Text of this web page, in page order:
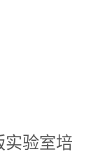
实验室培